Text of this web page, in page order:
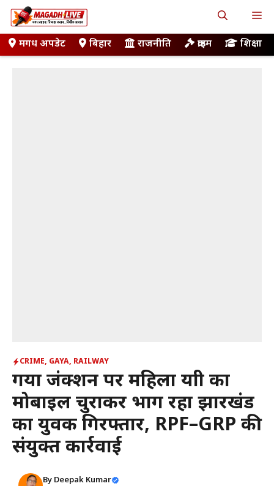
Skip
to
contentमगध अपडेट बिहार राजनीति क्राइम शिक्षा
CRIME, GAYA, RAILWAY
गया जंक्शन पर महिला यात्री का
मोबाइल चुराकर भाग रहा झारखंड
का युवक गिरफ्तार, RPF–GRP की
संयुक्त कार्रवाई
By Deepak Kumar